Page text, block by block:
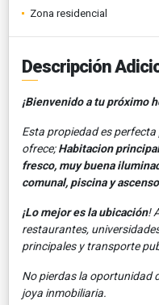
Zona residencial
Descripción
¡Bienvenido a tu próximo
Esta propiedad es
ofrece;Habitacion
fresco, muy buena
comunal, piscina y
¡Lo mejor es la ubicación!
restaurantes,
principales y transporte
No pierdas la oportunidad
joya inmobiliaria.